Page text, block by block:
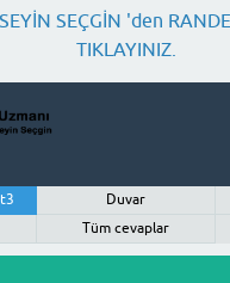
SEÇGİN 'den
TIKLAYINIZ.
Duvar
Tüm cevaplar